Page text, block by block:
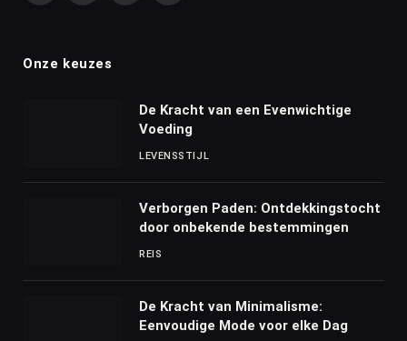
Onze keuzes
De Kracht van een Evenwichtige
Voeding
LEVENSSTIJL
Verborgen Paden: Ontdekkingstocht
door onbekende bestemmingen
REIS
De Kracht van Minimalisme:
Eenvoudige Mode voor elke Dag